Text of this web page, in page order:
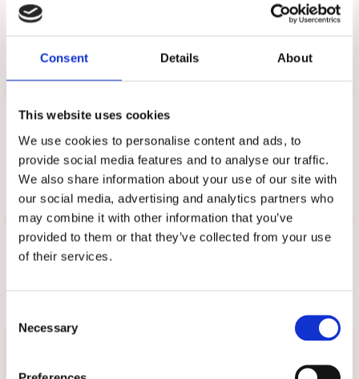
Consent Details About
This website uses cookies
We use cookies to personalise content and ads, to
provide social media features and to analyse our traffic.
We also share information about your use of our site with
our social media, advertising and analytics partners who
may combine it with other information that you’ve
provided to them or that they’ve collected from your use
of their services.
Selection
Necessary
Maskintvätt 60 grader
Upptäck mer
REA
Vårdkläder
Överdelar
Recensioner